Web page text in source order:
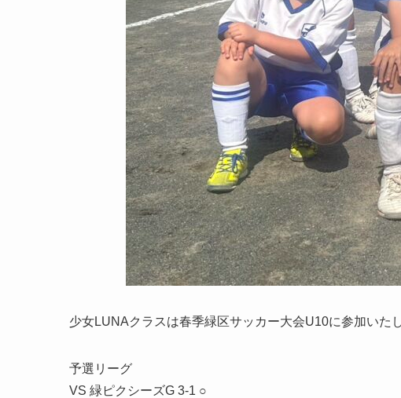
少女LUNAクラスは春季緑区サッカー大会U10に参加いた
予選リーグ
VS 緑ピクシーズG 3-1 ○